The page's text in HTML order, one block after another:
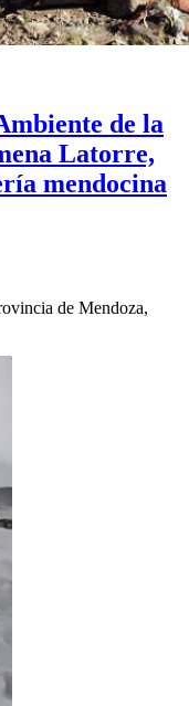
de la
Latorre,
mendocina
de Mendoza,